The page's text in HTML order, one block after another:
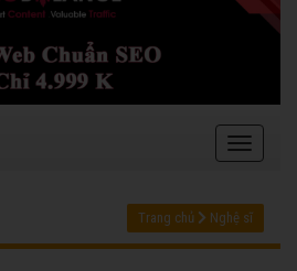
Trang chủ Nghệ sĩ